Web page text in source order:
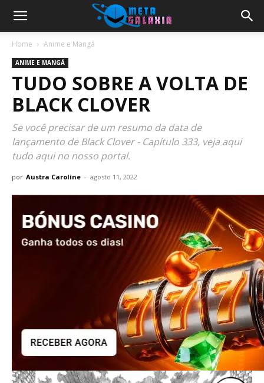
Home Anime e Mangá
ANIME E MANGÁ
TUDO SOBRE A VOLTA DE
BLACK CLOVER
Se você precisar de um resumo da data de
lançamento de Black Clover - Capítulo 333, veja aqui
tudo aqui no nosso portal.
por Austra Caroline - agosto 11, 2022